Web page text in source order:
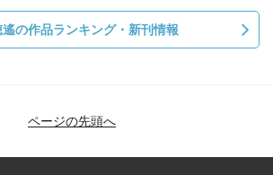
の作品ランキング・新刊情報
ページの先頭へ